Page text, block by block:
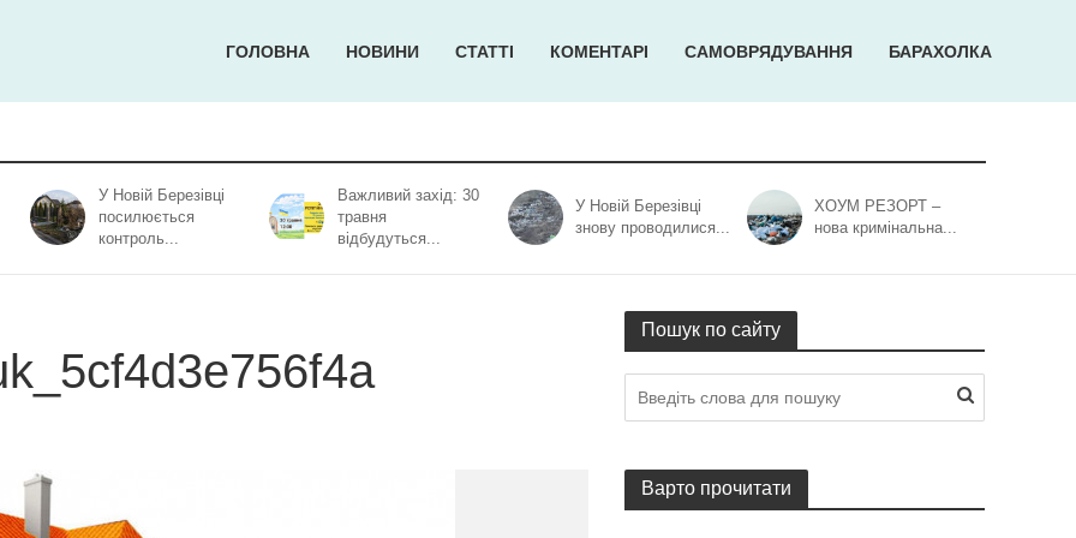
ГОЛОВНА НОВИНИ СТАТТІ КОМЕНТАРІ САМОВРЯДУВАННЯ БАРАХОЛКА
У Новій Березівці
посилюється
контроль...
Важливий захід: 30
травня
відбудуться...
У Новій Березівці
знову проводилися...
ХОУМ РЕЗОРТ –
нова кримінальна...
Пошук по сайту
Варто прочитати